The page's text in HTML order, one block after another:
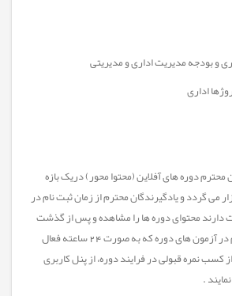
و بودجه مدیریت اداری و مدیریتی
اداری
محترم دوره های آفلاین (محتوا محور) دریک بازه
روزه برگزار می گردد و یادگیرندگان محترم از زمان ثبت نام در
40 روز مهلت دارند محتوای دوره ها را مشاهده و پس از گذشت
72 ساعت از زمان ثبت نام در آزمون های دوره که به صورت 24 ساعته فعال
نمره قبولی در فرایند دوره، از پنل کاربری
.